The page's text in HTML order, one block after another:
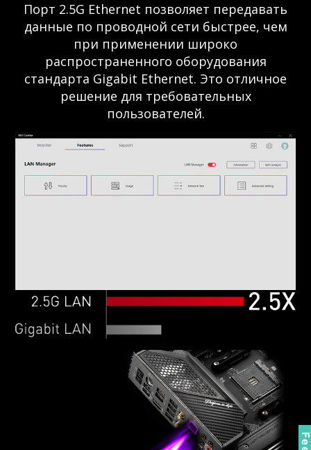
Порт 2.5G Ethernet позволяет передавать
данные по проводной сети быстрее, чем
при применении широко
распространенного оборудования
стандарта Gigabit Ethernet. Это отличное
решение для требовательных
пользователей.